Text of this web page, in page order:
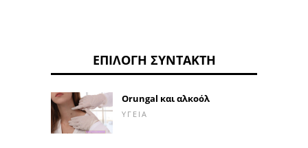
ΕΠΙΛΟΓΉ ΣΥΝΤΆΚΤΗ
Orungal και αλκοόλ
ΥΓΕΊΑ